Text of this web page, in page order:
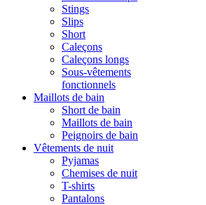
Stings
Slips
Short
Caleçons
Caleçons longs
Sous-vêtements
fonctionnels
Maillots de bain
Short de bain
Maillots de bain
Peignoirs de bain
Vêtements de nuit
Pyjamas
Chemises de nuit
T-shirts
Pantalons